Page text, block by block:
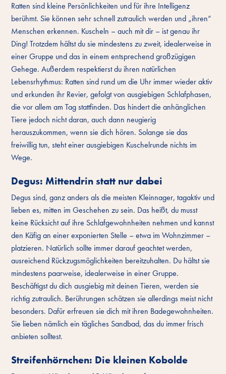
Ratten sind kleine Persönlichkeiten und für ihre Intelligenz
berühmt. Sie können sehr schnell zutraulich werden und „ihren“
Menschen erkennen. Kuscheln – auch mit dir – ist genau ihr
Ding! Trotzdem hältst du sie mindestens zu zweit, idealerweise in
einer Gruppe und das in einem entsprechend großzügigen
Gehege. Außerdem respektierst du ihren natürlichen
Lebensrhythmus: Ratten sind rund um die Uhr immer wieder aktiv
und erkunden ihr Revier, gefolgt von ausgiebigen Schlafphasen,
die vor allem am Tag stattfinden. Das hindert die anhänglichen
Tiere jedoch nicht daran, auch dann neugierig
herauszukommen, wenn sie dich hören. Solange sie das
freiwillig tun, steht einer ausgiebigen Kuschelrunde nichts im
Wege.
Degus: Mittendrin statt nur dabei
Degus sind, ganz anders als die meisten Kleinnager, tagaktiv und
lieben es, mitten im Geschehen zu sein. Das heißt, du musst
keine Rücksicht auf ihre Schlafgewohnheiten nehmen und kannst
den Käfig an einer exponierten Stelle – etwa im Wohnzimmer –
platzieren. Natürlich sollte immer darauf geachtet werden,
ausreichend Rückzugsmöglichkeiten bereitzuhalten. Du hältst sie
mindestens paarweise, idealerweise in einer Gruppe.
Beschäftigst du dich ausgiebig mit deinen Tieren, werden sie
richtig zutraulich. Berührungen schätzen sie allerdings meist nicht
besonders. Dafür erfreuen sie dich mit ihren Badegewohnheiten.
Sie lieben nämlich ein tägliches Sandbad, das du immer frisch
anbieten solltest.
Streifenhörnchen: Die kleinen Kobolde